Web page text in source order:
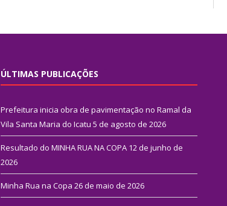
ÚLTIMAS PUBLICAÇÕES
Prefeitura inicia obra de pavimentação no Ramal da
Vila Santa Maria do Icatu 5 de agosto de 2026
Resultado do MINHA RUA NA COPA 12 de junho de
2026
Minha Rua na Copa 26 de maio de 2026